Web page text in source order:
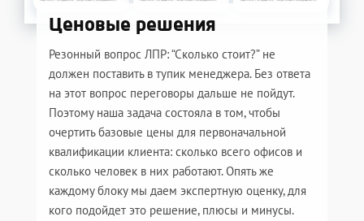
Ценовые решения
Резонный вопрос ЛПР: “Сколько стоит?” не
должен поставить в тупик менеджера. Без ответа
на этот вопрос переговоры дальше не пойдут.
Поэтому наша задача состояла в том, чтобы
очертить базовые цены для первоначальной
квалификации клиента: сколько всего офисов и
сколько человек в них работают. Опять же
каждому блоку мы даем экспертную оценку, для
кого подойдет это решение, плюсы и минусы.